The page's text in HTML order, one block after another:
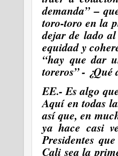
demanda” –
toro-toro en la
dejar de lado
equidad y
“hay que dar
toreros” - ¿Qué
EE.-Es algo
Aquí en todas
así que, en
ya hace casi
Presidentes
Cali sea la